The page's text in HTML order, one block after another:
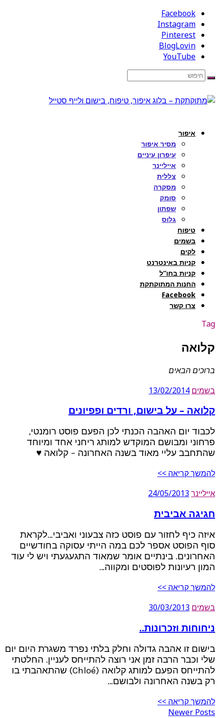
Facebook
Instagram
Pinterest
BlogLovin
YouTube
איפור
מסיר איפור
עיפרון עיניים
אייליינר
צללית
מסקרה
סומק
שפתון
גלוס
טיפוח
בשמים
לקים
קניות באינטרנט
קניות בחו”ל
החנות המתוקתקת
Facebook
צרו קשר
Tag
קלואה
ברוכים הבאים
בשמים 13/02/2014
קלואה – על בישום, ורדים ופפיונים
לכבוד יום האהבה הכנתי לכן הפעם פוסט רומנטי,
פרחוני ומבושם המוקדש למותג ריחני אחד ומיוחד
שהתחבב עליי מאוד בשנה האחרונה – קלואה ♥
להמשך קריאה >>
אייליינר24/05/2013
חגיגה אביבית
איזה כיף לחזור עם פוסט כזה צבעוני ואביבי…לקראת
סוף הפוסט אספר לכם במה הייתי עסוקה בחודשיים
האחרונים. בינתיים אומר שמאוד התגעגעתי ויש לי עוד
המון רעיונות לפוסטים ומקווה…
להמשך קריאה >>
בשמים 30/03/2013
ניחוחות וזכרונות..
בישום זו אהבה גדולה וחלק בלתי נפרד משגרת היום יום
שלי וכבר הרבה זמן אני רוצה להתייחס לעניין. החלטתי
להתייחס הפעם למותג קלואה (Chloé) שהתאהבתי בו
רק בשנה האחרונה ולבושם…
להמשך קריאה >>
Newer Posts